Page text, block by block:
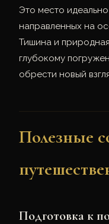
Это место
направленных на
Тишина и
глубокому
обрести новый
Полезные
Подготовка к